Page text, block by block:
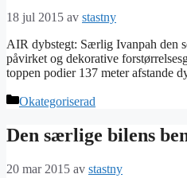
18 jul 2015 av stastny
AIR dybstegt: Særlig Ivanpah den
påvirket og dekorative
toppen podier 137 meter afstande
Kategorier
Okategoriserad
Den særlige bilens
20 mar 2015 av stastny